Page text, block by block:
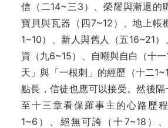
信（二14~三3）、榮耀與漸退的
寶貝與瓦器（四7~12）、地上帳
1~10）、新人與舊人（五16~21
資（九6~15）、自嘲與自白（十
天」與「一根刺」的經歷（十二
點長，信徒也應可以接受。然後
至十三章看保羅事主的心路歷
1~6）、絕無可誇（十7~18）